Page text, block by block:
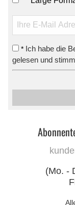
* Ich habe die
gelesen und
(Mo. -